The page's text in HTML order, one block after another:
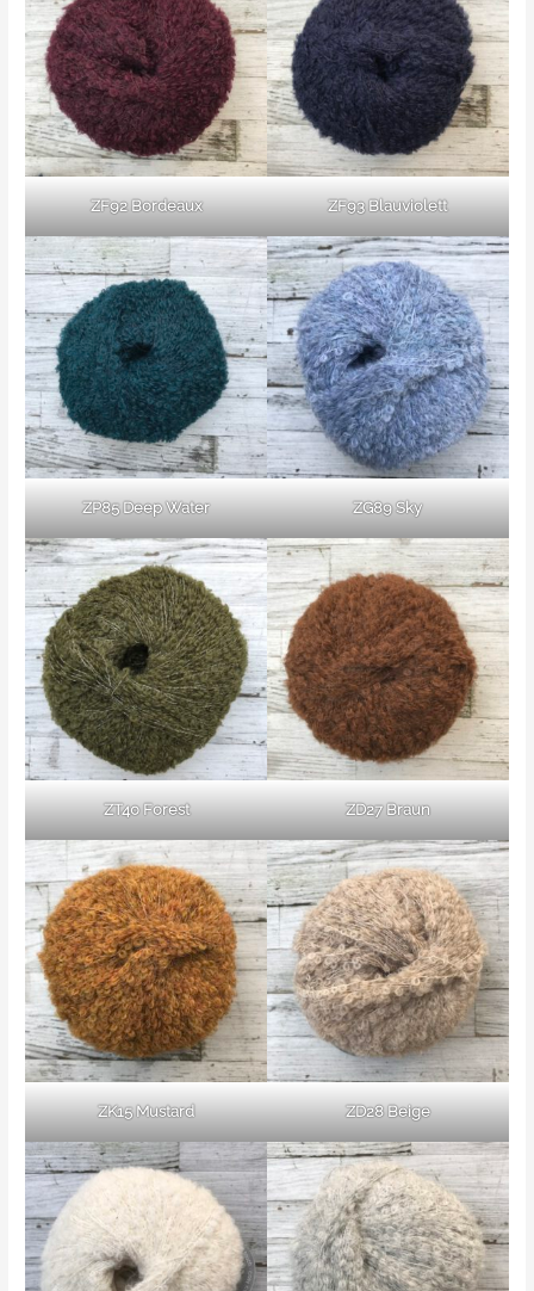
ZF92 Bordeaux ZF93 Blauviolett
ZP85 Deep Water ZG89 Sky
ZT40 Forest ZD27 Braun
ZK15 Mustard ZD28 Beige